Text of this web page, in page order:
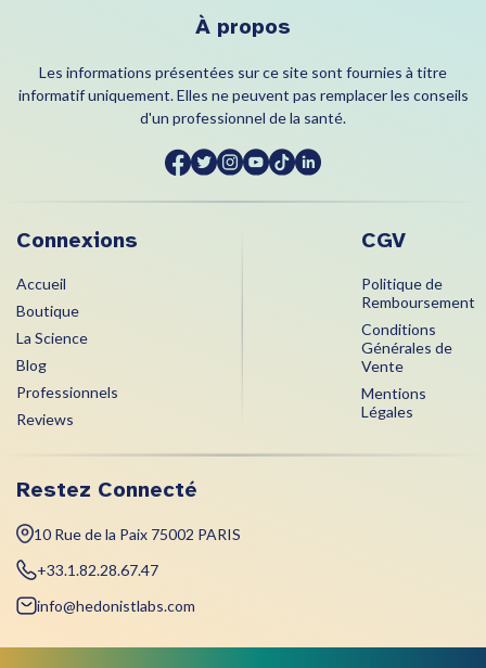
À propos
Les informations présentées sur ce site sont fournies à titre
informatif uniquement. Elles ne peuvent pas remplacer les conseils
d'un professionnel de la santé.
Connexions
Accueil
Boutique
La Science
Blog
Professionnels
Reviews
CGV
Politique de
Remboursement
Conditions
Générales de
Vente
Mentions
Légales
Restez Connecté
10 Rue de la Paix 75002 PARIS
+33.1.82.28.67.47
info@hedonistlabs.com